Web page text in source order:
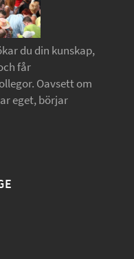
du din kunskap,
får
Oavsett om
eget, börjar